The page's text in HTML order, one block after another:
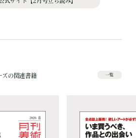
ズの関連書籍 一覧